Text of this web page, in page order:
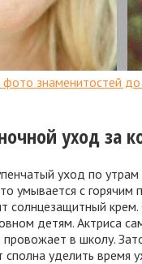
знаменитостей до
уход за
уход по
умывается с горячим
солнцезащитный
детям. Актриса
провожает в школу.
уделить время